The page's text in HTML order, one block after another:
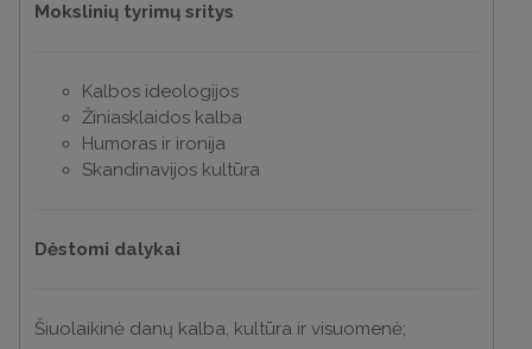
Mokslinių tyrimų sritys
Kalbos ideologijos
Žiniasklaidos kalba
Humoras ir ironija
Skandinavijos kultūra
Dėstomi dalykai
Šiuolaikinė danų kalba, kultūra ir visuomenė;